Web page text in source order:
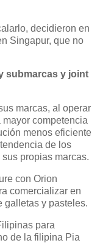
decidieron en
Singapur, que no
submarcas y joint
marcas, al operar
competencia
menos eficiente
de los
propias marcas.
con Orion
comercializar en
galletas y pasteles.
para
de la filipina Pia